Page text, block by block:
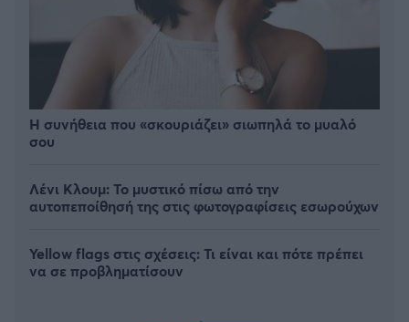
Η συνήθεια που «σκουριάζει» σιωπηλά το μυαλό
σου
Λένι Κλουμ: Το μυστικό πίσω από την
αυτοπεποίθησή της στις φωτογραφίσεις εσωρούχων
Yellow flags στις σχέσεις: Τι είναι και πότε πρέπει
να σε προβληματίσουν